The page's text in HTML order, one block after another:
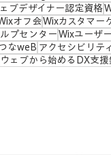
ブデザイナー認定資格
オフ会Wixカスタマー
プセンター Wixユーザ
なweB アクセシビリテ
ウェブから始めるDX支援